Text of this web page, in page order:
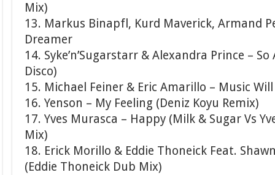
Mix)
13. Markus Binapfl, Kurd Maverick, Armand
Dreamer
14. Syke’n’Sugarstarr & Alexandra Prince –
Disco)
15. Michael Feiner & Eric Amarillo – Music
16. Yenson – My Feeling (Deniz Koyu Remix)
17. Yves Murasca – Happy (Milk & Sugar Vs
Mix)
18. Erick Morillo & Eddie Thoneick Feat.
(Eddie Thoneick Dub Mix)